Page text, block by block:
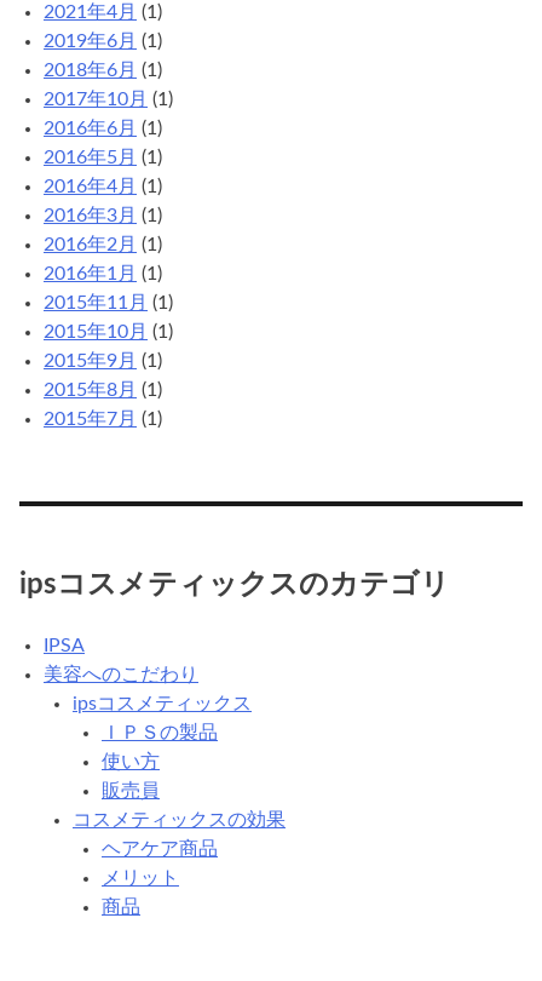
2021年4月 (1)
2019年6月 (1)
2018年6月 (1)
2017年10月 (1)
2016年6月 (1)
2016年5月 (1)
2016年4月 (1)
2016年3月 (1)
2016年2月 (1)
2016年1月 (1)
2015年11月 (1)
2015年10月 (1)
2015年9月 (1)
2015年8月 (1)
2015年7月 (1)
ipsコスメティックスのカテゴリ
IPSA
美容へのこだわり
ipsコスメティックス
ＩＰＳの製品
使い方
販売員
コスメティックスの効果
ヘアケア商品
メリット
商品